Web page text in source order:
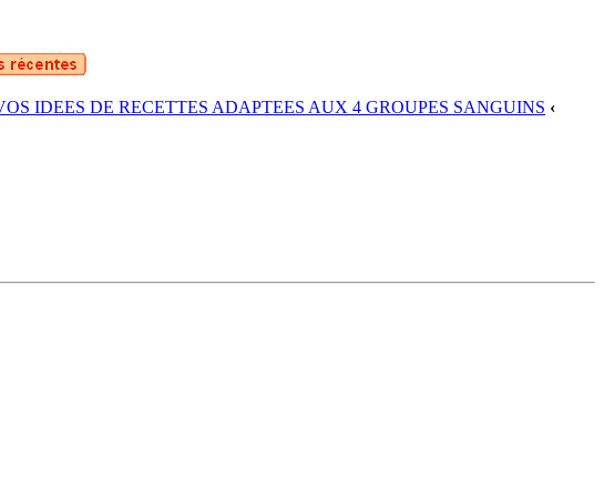
IDEES DE RECETTES ADAPTEES AUX 4 GROUPES SANGUINS ‹